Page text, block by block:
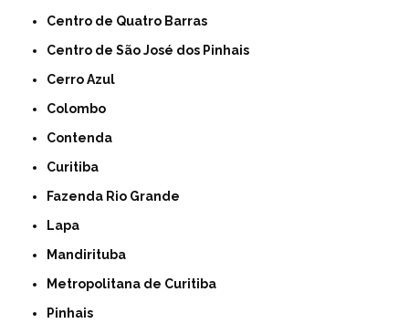
Centro de Quatro Barras
Centro de São José dos Pinhais
Cerro Azul
Colombo
Contenda
Curitiba
Fazenda Rio Grande
Lapa
Mandirituba
Metropolitana de Curitiba
Pinhais